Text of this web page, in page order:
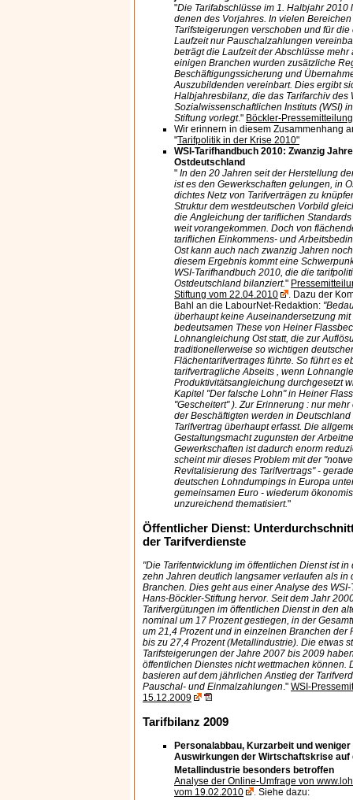
"Die Tarifabschlüsse im 1. Halbjahr 2010
denen des Vorjahres. In vielen
Tarifsteigerungen verschoben und für
Laufzeit nur Pauschalzahlungen
beträgt die Laufzeit der Abschlüsse mehr
einigen Branchen wurden zusätzliche
Beschäftigungssicherung und
Auszubildenden vereinbart. Dies ergibt
Halbjahresbilanz, die das Tarifarchiv des
Sozialwissenschaftlichen Instituts (WSI)
Stiftung vorlegt." Böckler-
Wir erinnern in diesem Zusammenhang
"Tarifpolitik in der Krise 2010"
WSI-Tarifhandbuch 2010: Zwanzig
Ostdeutschland
" In den 20 Jahren seit der Herstellung
ist es den Gewerkschaften gelungen, in
dichtes Netz von Tarifverträgen zu
Struktur dem westdeutschen Vorbild
die Angleichung der tariflichen
weit vorangekommen. Doch von
tariflichen Einkommens- und
Ost kann auch nach zwanzig Jahren
diesem Ergebnis kommt eine
WSI-Tarifhandbuch 2010, die die
Ostdeutschland bilanziert."
Stiftung vom 22.04.2010
. Dazu der
Bahl an die LabourNet-Redaktion:
überhaupt keine Auseinandersetzung
bedeutsamen These von Heiner
Lohnangleichung Ost statt, die zur
traditionellerweise so wichtigen
Flächentarifvertrages führte. So führt es
tarifvertragliche Abseits , wenn
Produktivitätsangleichung durchgesetzt
Kapitel "Der falsche Lohn" in Heiner
"Gescheitert" ). Zur Erinnerung : nur
der Beschäftigten werden in
Tarifvertrag überhaupt erfasst. Die
Gestaltungsmacht zugunsten der
Gewerkschaften ist dadurch enorm
scheint mir dieses Problem mit der
Revitalisierung des Tarifvertrags" -
deutschen Lohndumpings in Europa
gemeinsamen Euro - wiederum
unzureichend thematisiert."
Öffentlicher Dienst:
der Tarifverdienste
"Die Tarifentwicklung im öffentlichen Dienst ist
zehn Jahren deutlich langsamer verlaufen als in
Branchen. Dies geht aus einer Analyse des
Hans-Böckler-Stiftung hervor. Seit dem Jahr
Tarifvergütungen im öffentlichen Dienst in den
nominal um 17 Prozent gestiegen, in der
um 21,4 Prozent und in einzelnen Branchen der
bis zu 27,4 Prozent (Metallindustrie). Die etwas
Tarifsteigerungen der Jahre 2007 bis 2009
öffentlichen Dienstes nicht wettmachen können.
basieren auf dem jährlichen Anstieg der
Pauschal- und Einmalzahlungen." WSI-
15.12.2009
Tarifbilanz 2009
Personalabbau, Kurzarbeit und weniger
Auswirkungen der Wirtschaftskrise auf
Metallindustrie besonders betroffen
Analyse der Online-Umfrage von
vom 19.02.2010
Siehe dazu: